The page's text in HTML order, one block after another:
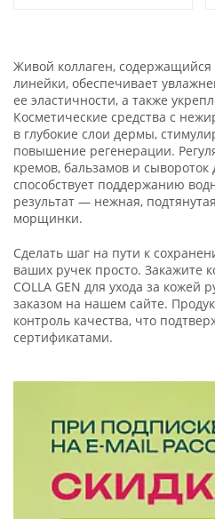
Живой коллаген, содержащийся
линейки, обеспечивает
ее эластичности, а также
Косметические средства с
в глубокие слои дермы,
повышение регенерации.
кремов, бальзамов и сывороток
способствует поддержанию
результат — нежная,
морщинки.
Сделать шаг на пути к
ваших ручек просто. Закажите
COLLA GEN для ухода за кожей
заказом на нашем сайте.
контроль качества, что
сертификатами.